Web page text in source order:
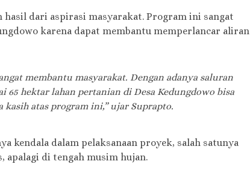
hasil dari aspirasi masyarakat. Program ini sangat
karena dapat membantu memperlancar aliran
membantu masyarakat. Dengan adanya saluran
65 hektar lahan pertanian di Desa Kedungdowo bisa
atas program ini,” ujar Suprapto.
kendala dalam pelaksanaan proyek, salah satunya
apalagi di tengah musim hujan.